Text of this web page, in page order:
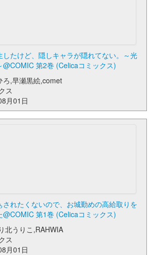
したけど、隠しキャラが隠れてない。～光
@COMIC 第2巻 (Celicaコミックス)
ろ,早瀬黒絵,comet
ス
月01日
れたくないので、お城勤めの高給取りを
@COMIC 第1巻 (Celicaコミックス)
北うりこ,RAHWIA
ス
月01日